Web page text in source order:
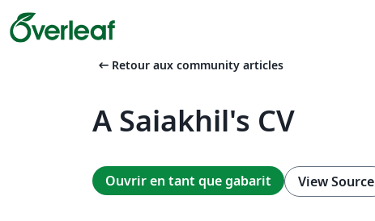
arrow_left_alt Retour aux community articles
A Saiakhil's CV
Ouvrir en tant que gabarit View Source